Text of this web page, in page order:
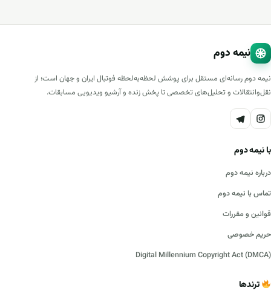
نیمه دوم
نیمه دوم رسانه‌ای مستقل برای پوشش لحظه‌به‌لحظه فوتبال ایران و جهان است؛ از
نقل‌وانتقالات و تحلیل‌های تخصصی تا پخش زنده و آرشیو ویدیویی مسابقات.
با نیمه دوم
درباره نیمه دوم
تماس با نیمه دوم
قوانین و مقررات
حریم خصوصی
Digital Millennium Copyright Act (DMCA)
ترندها